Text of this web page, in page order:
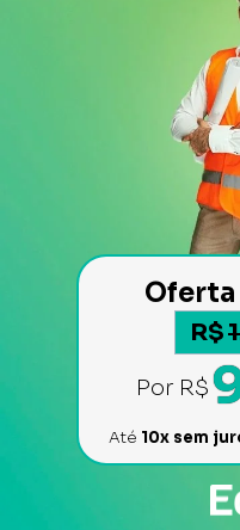
Por
Até 10x sem
R$
Oferta
R$